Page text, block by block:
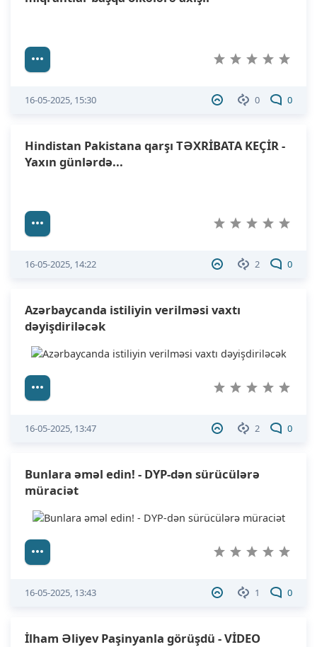
0 0
16-05-2025, 15:30
Hindistan Pakistana qarşı TƏXRİBATA KEÇİR -
Yaxın günlərdə...
2 0
16-05-2025, 14:22
Azərbaycanda istiliyin verilməsi vaxtı
dəyişdiriləcək
2 0
16-05-2025, 13:47
Bunlara əməl edin! - DYP-dən sürücülərə
müraciət
1 0
16-05-2025, 13:43
İlham Əliyev Paşinyanla görüşdü - VİDEO